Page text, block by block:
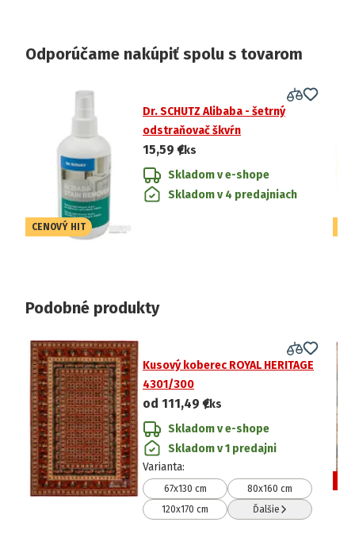
Odporúčame nakúpiť spolu s tovarom
CENOVÝ HIT
Dr. SCHUTZ Alibaba - šetrný
odstraňovač škvŕn
15,59 €/ks
Skladom v e-shope
Skladom v 4 predajniach
Podobné produkty
Kusový koberec ROYAL HERITAGE
4301/300
od 111,49 €/ks
Skladom v e-shope
Skladom v 1 predajni
Varianta:
67x130 cm
80x160 cm
120x170 cm
Ďalšie